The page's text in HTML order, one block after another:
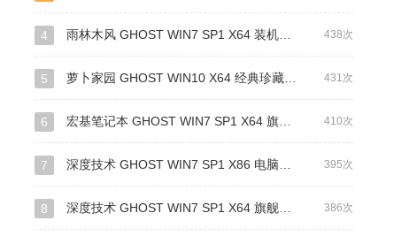
438次
4 雨林木风 GHOST WIN7 SP1 X64 装机旗舰版 V2019.03（64位）
431次
5 萝卜家园 GHOST WIN10 X64 经典珍藏版 V2019.01(64位)
410次
6 宏基笔记本 GHOST WIN7 SP1 X64 旗舰装机版 V2019.01 (64位)
395次
7 深度技术 GHOST WIN7 SP1 X86 电脑城装机版 V2019.03 （32位）
386次
8 深度技术 GHOST WIN7 SP1 X64 旗舰稳定版 V2014.11